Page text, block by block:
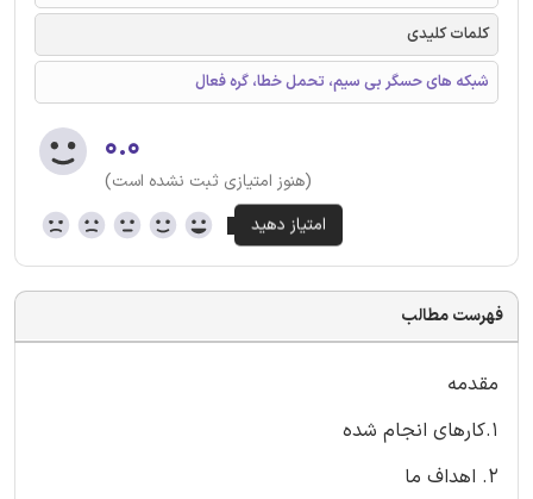
کلمات کلیدی
شبکه های حسگر بی سیم، تحمل خطا، گره فعال
۰.۰
(هنوز امتیازی ثبت نشده است)
فهرست مطالب
مقدمه
1.کارهای انجام شده
2. اهداف ما